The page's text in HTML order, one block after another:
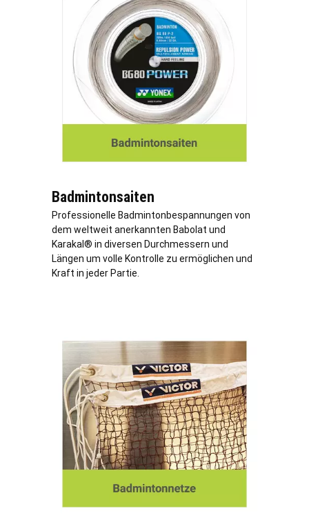
Badmintonsaiten
Professionelle Badmintonbespannungen von
dem weltweit anerkannten Babolat und
Karakal® in diversen Durchmessern und
Längen um volle Kontrolle zu ermöglichen und
Kraft in jeder Partie.